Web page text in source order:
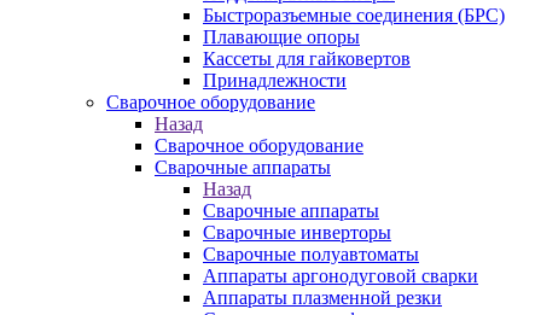
Быстроразъемные соединения (БРС)
Плавающие опоры
Кассеты для гайковертов
Принадлежности
Сварочное оборудование
Назад
Сварочное оборудование
Сварочные аппараты
Назад
Сварочные аппараты
Сварочные инверторы
Сварочные полуавтоматы
Аппараты аргонодуговой сварки
Аппараты плазменной резки